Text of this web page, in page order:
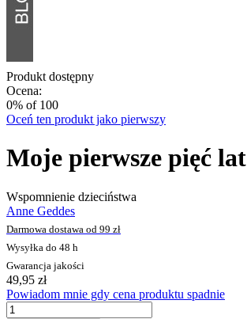
Produkt dostępny
Ocena:
0% of 100
Oceń ten produkt jako pierwszy
Moje pierwsze pięć lat
Wspomnienie dzieciństwa
Anne Geddes
Darmowa dostawa od 99 zł
Wysyłka do 48 h
Gwarancja jakości
49,95 zł
Powiadom mnie gdy cena produktu spadnie